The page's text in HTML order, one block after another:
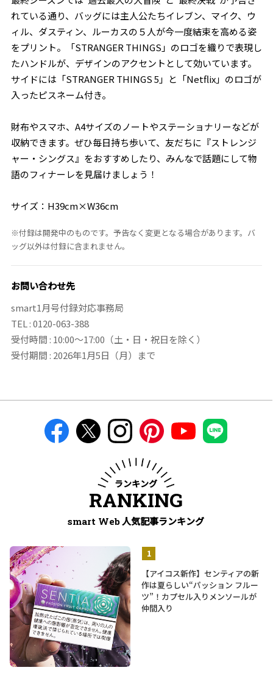
れている通り、バッグには主人公たちイレブン、マイク、ウ
ィル、ダスティン、ルーカスの５人が今一度結束を高める姿
をプリント。「STRANGER THINGS」のロゴを織りで表現し
たハンドルが、デザインのアクセントとして効いています。
サイドには「STRANGER THINGS 5」と「Netflix」のロゴが
入ったピスネーム付き。
財布やスマホ、A4サイズのノートやステーショナリーなどが
収納できます。ぜひ毎日持ち歩いて、友だちに『ストレンジ
ャー・シングス』をおすすめしたり、みんなで話題にして物
語のフィナーレを見届けましょう！
サイズ：H39cm×W36cm
※付録は開発中のものです。予告なく変更となる場合があります。バ
ッグ以外は付録に含まれません。
お問い合わせ先
smart1月号付録対応事務局
TEL : 0120-063-388
受付時間 : 10:00～17:00（土・日・祝日を除く）
受付期間 : 2026年1月5日（月）まで
ランキング
RANKING
smart Web 人気記事ランキング
【アイコス新作】センティアの新
作は夏らしい“パッション フルー
ツ”！カプセル入りメンソールが
仲間入り